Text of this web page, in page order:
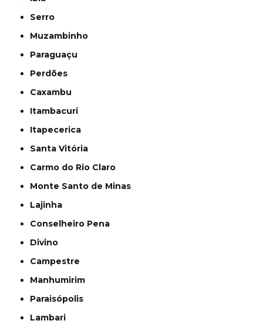
Serro
Muzambinho
Paraguaçu
Perdões
Caxambu
Itambacuri
Itapecerica
Santa Vitória
Carmo do Rio Claro
Monte Santo de Minas
Lajinha
Conselheiro Pena
Divino
Campestre
Manhumirim
Paraisópolis
Lambari